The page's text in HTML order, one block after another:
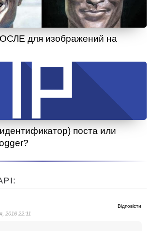
для изображений на
поста или
2016 22:11
Відповісти